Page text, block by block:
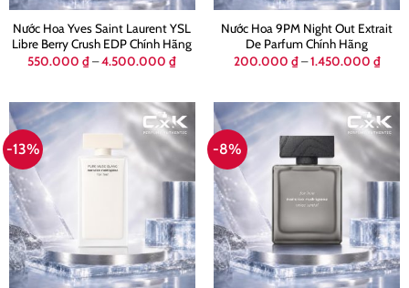
Nước Hoa Yves Saint Laurent YSL
Libre Berry Crush EDP Chính Hãng
550.000₫ –4.500.000₫Khoảng
đến
4.500.000 ₫
Nước Hoa 9PM Night Out Extrait
De Parfum Chính Hãng
200.000 ₫ – 1.450.000 ₫
giá:
đến
-13% -8%